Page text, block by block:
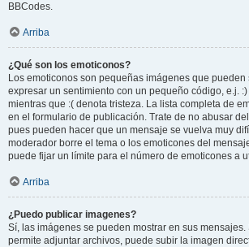
BBCodes.
Arriba
¿Qué son los emoticonos?
Los emoticonos son pequeñas imágenes que
expresar un sentimiento con un pequeño código, e.j.
mientras que :( denota tristeza. La lista completa de
en el formulario de publicación. Trate de no abusar
pues pueden hacer que un mensaje se vuelva muy
moderador borre el tema o los emoticones del
puede fijar un límite para el número de emoticones a
Arriba
¿Puedo publicar imagenes?
Sí, las imágenes se pueden mostrar en sus
permite adjuntar archivos, puede subir la imagen